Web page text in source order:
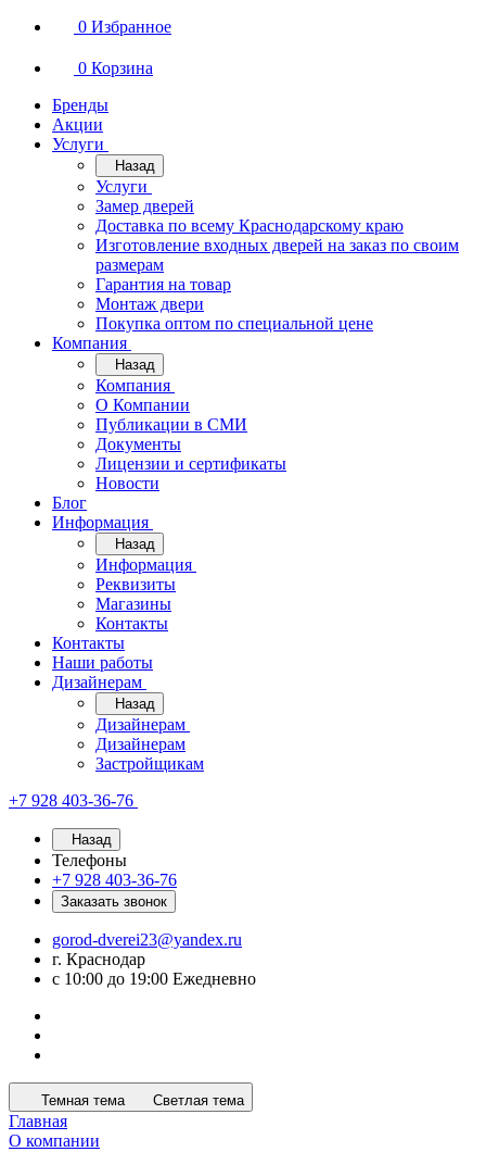
0 Избранное
0 Корзина
Бренды
Акции
Услуги
Назад
Услуги
Замер дверей
Доставка по всему Краснодарскому краю
Изготовление входных дверей на заказ по своим
размерам
Гарантия на товар
Монтаж двери
Покупка оптом по специальной цене
Компания
Назад
Компания
О Компании
Публикации в СМИ
Документы
Лицензии и сертификаты
Новости
Блог
Информация
Назад
Информация
Реквизиты
Магазины
Контакты
Контакты
Наши работы
Дизайнерам
Назад
Дизайнерам
Дизайнерам
Застройщикам
+7 928 403-36-76
Назад
Телефоны
+7 928 403-36-76
Заказать звонок
gorod-dverei23@yandex.ru
г. Краснодар
с 10:00 до 19:00 Ежедневно
Темная тема Светлая тема
Главная
О компании